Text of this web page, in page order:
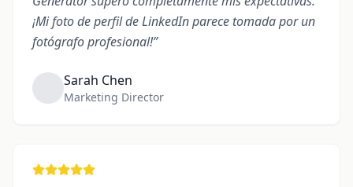
¡Mi foto de perfil de LinkedIn parece tomada por un
fotógrafo profesional!”
Sarah Chen
Marketing Director